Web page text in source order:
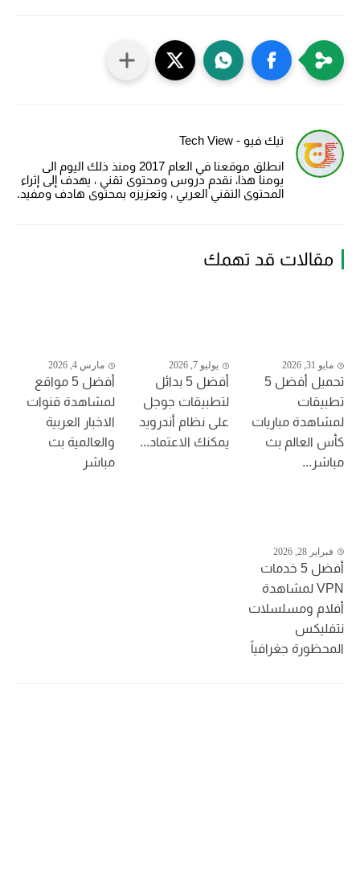
تيك فيو - Tech View
انطلق موقعنا في العام 2017 ومنذ ذلك اليوم الى
يومنا هذا، نقدم دروس ومحتوى تقني ، يهدف إلى إثراء
المحتوى التقني العربي ، وتعزيزه بمحتوى هادف ومفيد.
مقالات قد تهمك
مايو 31, 2026
تحميل أفضل 5
تطبيقات
لمشاهدة مباريات
كأس العالم بث
مباشر...
يوليو 7, 2026
أفضل 5 بدائل
لتطبيقات جوجل
على نظام أندرويد
يمكنك الاعتماد...
مارس 4, 2026
أفضل 5 مواقع
لمشاهدة قنوات
الاخبار العربية
والعالمية بث
مباشر
فبراير 28, 2026
أفضل 5 خدمات
VPN لمشاهدة
أفلام ومسلسلات
نتفليكس
المحظورة جغرافياً